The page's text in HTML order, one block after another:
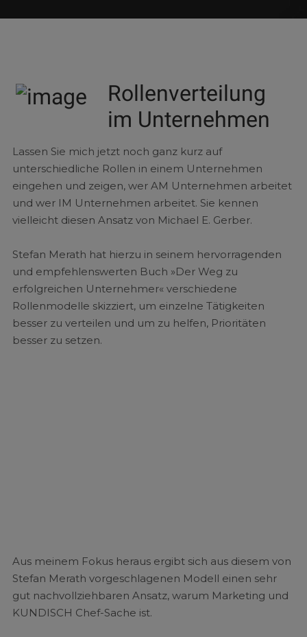
Rollenverteilung
im Unternehmen
Lassen Sie mich jetzt noch ganz kurz auf
unterschiedliche Rollen in einem Unternehmen
eingehen und zeigen, wer AM Unternehmen arbeitet
und wer IM Unternehmen arbeitet. Sie kennen
vielleicht diesen Ansatz von Michael E. Gerber.
Stefan Merath hat hierzu in seinem hervorragenden
und empfehlenswerten Buch »Der Weg zu
erfolgreichen Unternehmer« verschiedene
Rollenmodelle skizziert, um einzelne Tätigkeiten
besser zu verteilen und um zu helfen, Prioritäten
besser zu setzen.
Aus meinem Fokus heraus ergibt sich aus diesem von
Stefan Merath vorgeschlagenen Modell einen sehr
gut nachvollziehbaren Ansatz, warum Marketing und
KUNDISCH Chef-Sache ist.